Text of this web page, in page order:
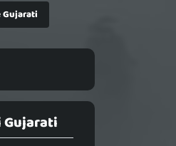
Gujarati
Gujarati